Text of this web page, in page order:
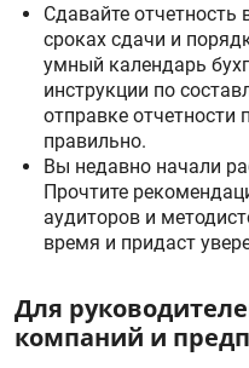
Сдавайте
сроках сдачи и
умный календарь
инструкции по
отправке отчетности
правильно.
Вы недавно начали
Прочтите
аудиторов и
время и придаст
Для
компаний и